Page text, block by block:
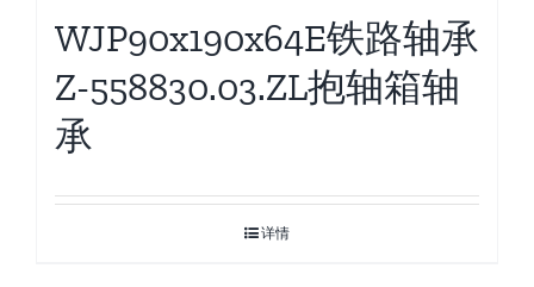
WJP90x190x64E铁路轴承
Z-558830.03.ZL抱轴箱轴
承
详情